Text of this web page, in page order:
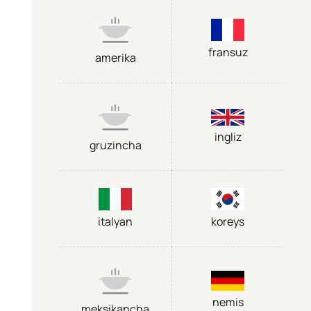
amerika fransuz
gruzincha
ingliz
italyan koreys
nemis